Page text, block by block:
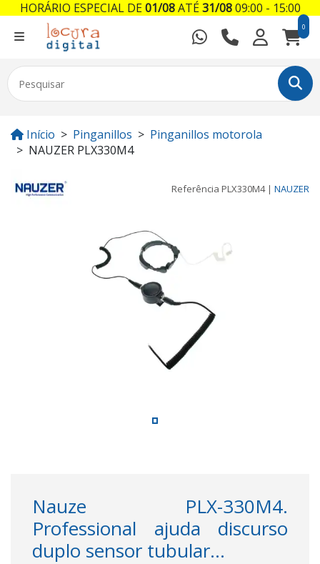
0
Início Pinganillos
Pinganillos motorola
NAUZER PLX330M4
Referência PLX330M4| NAUZER
Nauze PLX-330M4.
Professional ajuda discurso
duplo sensor tubular...
HORÁRIO ESPECIAL DE01/08ATÉ31/0809:00 - 15:00